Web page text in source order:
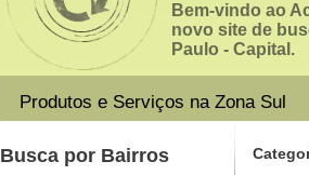
Bem-vindo ao
novo site de
Paulo - Capital.
Produtos e Serviços na Zona Sul
Busca por Bairros